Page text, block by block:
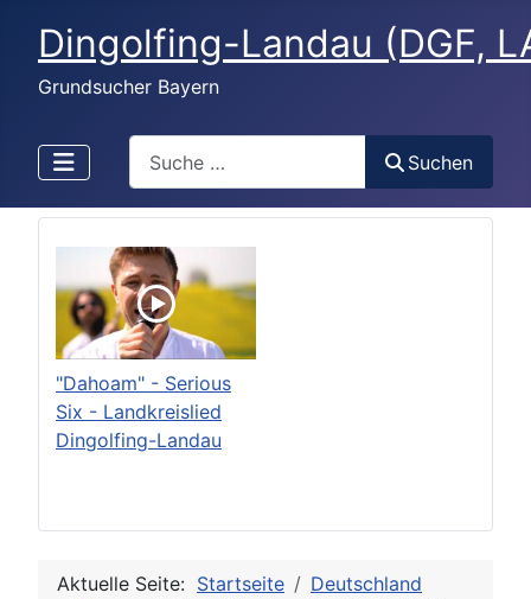
Dingolfing-Landau (DGF,
Grundsucher Bayern
Suchen
"Dahoam" - Serious
Six - Landkreislied
Dingolfing-Landau
Aktuelle Seite: Startseite
Deutschland